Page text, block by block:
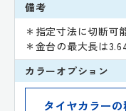
備考
＊指定寸法に切断可
＊金台の最大長は
カラーオプション